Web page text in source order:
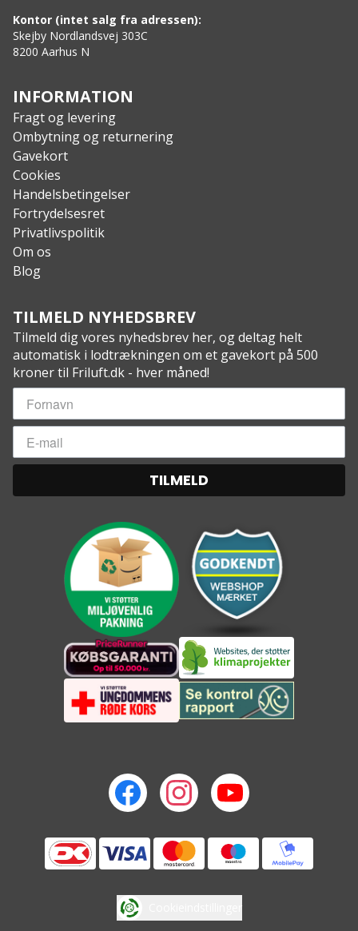
Kontor (intet salg fra adressen):
Skejby Nordlandsvej 303C
8200 Aarhus N
INFORMATION
Fragt og levering
Ombytning og returnering
Gavekort
Cookies
Handelsbetingelser
Fortrydelsesret
Privatlivspolitik
Om os
Blog
TILMELD NYHEDSBREV
Tilmeld dig vores nyhedsbrev her, og deltag helt
automatisk i lodtrækningen om et gavekort på 500
kroner til Friluft.dk - hver måned!
TILMELD